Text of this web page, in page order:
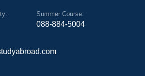
Summer Course:
088-884-5004